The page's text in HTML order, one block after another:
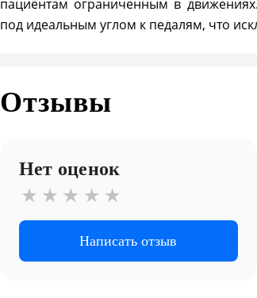
пациентам ограниченным в
под идеальным углом к педалям, что
Отзывы
Нет оценок
Написать отзыв